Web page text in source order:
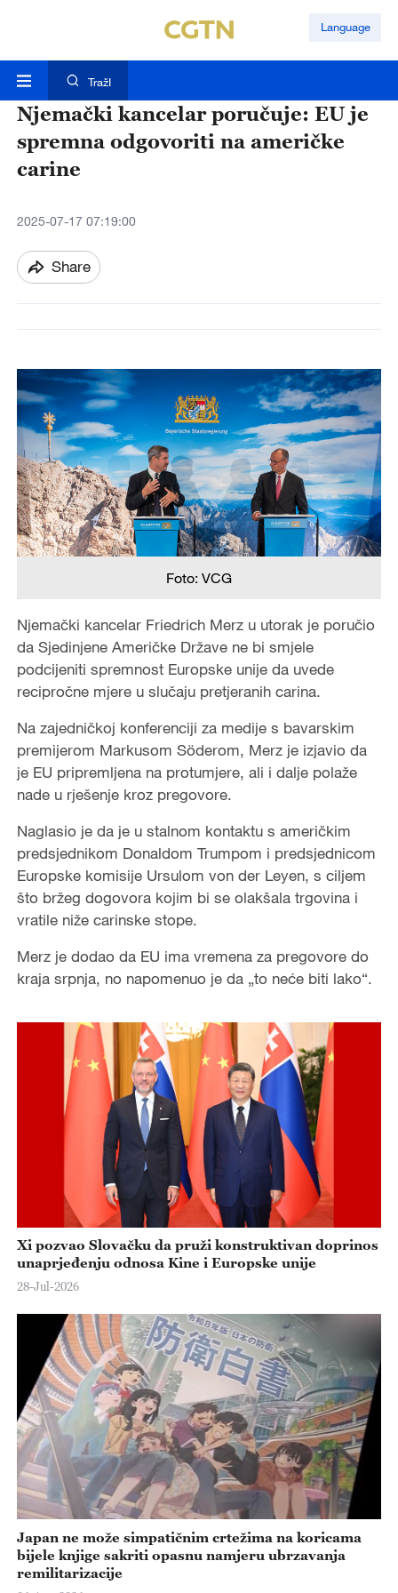
Language
TražI
Njemački kancelar poručuje: EU je
spremna odgovoriti na američke
carine
2025-07-17 07:19:00
Share
Foto: VCG
Njemački kancelar Friedrich Merz u utorak je poručio
da Sjedinjene Američke Države ne bi smjele
podcijeniti spremnost Europske unije da uvede
recipročne mjere u slučaju pretjeranih carina.
Na zajedničkoj konferenciji za medije s bavarskim
premijerom Markusom Söderom, Merz je izjavio da
je EU pripremljena na protumjere, ali i dalje polaže
nade u rješenje kroz pregovore.
Naglasio je da je u stalnom kontaktu s američkim
predsjednikom Donaldom Trumpom i predsjednicom
Europske komisije Ursulom von der Leyen, s ciljem
što bržeg dogovora kojim bi se olakšala trgovina i
vratile niže carinske stope.
Merz je dodao da EU ima vremena za pregovore do
kraja srpnja, no napomenuo je da „to neće biti lako“.
Xi pozvao Slovačku da pruži konstruktivan doprinos
unaprjeđenju odnosa Kine i Europske unije
28-Jul-2026
Japan ne može simpatičnim crtežima na koricama
bijele knjige sakriti opasnu namjeru ubrzavanja
remilitarizacije